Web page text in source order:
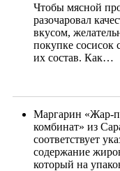
Чтобы мясной
разочаровал
вкусом,
покупке сосисок
их состав. Как…
Маргарин «Жар-
комбинат» из
соответствует
содержание
который на